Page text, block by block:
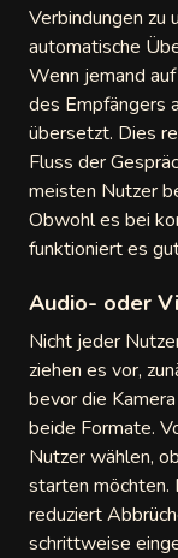
Verbindungen
automatische
Wenn jemand
des Empfängers
übersetzt. Dies
Fluss der
meisten Nutzer
Obwohl es bei
funktioniert es
Audio- oder
Nicht jeder
ziehen es vor,
bevor die
beide Formate.
Nutzer wählen,
starten
reduziert
schrittweise